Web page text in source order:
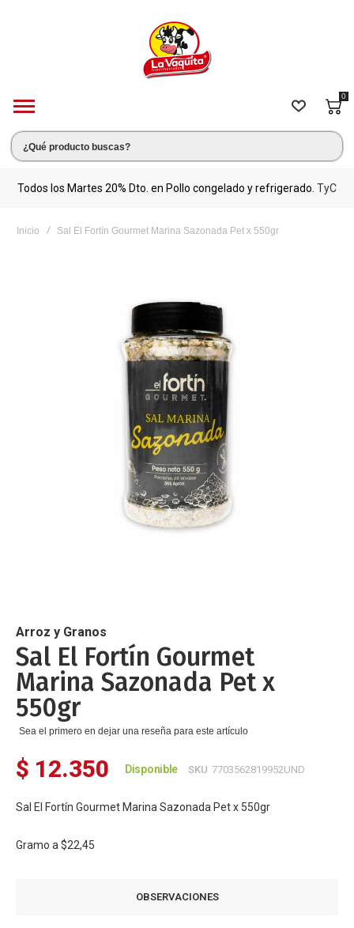
0
Todos los Martes 20% Dto. en Pollo congelado y refrigerado. TyC
Inicio Sal El Fortín Gourmet Marina Sazonada Pet x 550gr
de
la
galería
de
imágenes
Arroz y Granos
Sal El Fortín Gourmet
Marina Sazonada Pet x
550gr
Sea el primero en dejar una reseña para este artículo
$ 12.350 Disponible SKU 7703562819952UND
Sal El Fortín Gourmet Marina Sazonada Pet x 550gr
Gramo a $22,45
OBSERVACIONES